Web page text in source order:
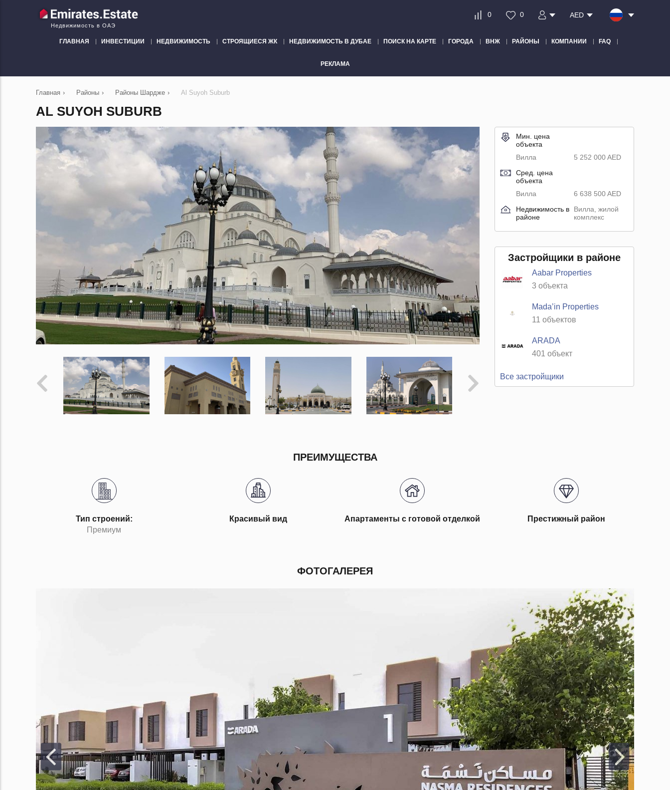
Недвижимость в ОАЭ
0 0 AED
ГЛАВНАЯ ИНВЕСТИЦИИ НЕДВИЖИМОСТЬ СТРОЯЩИЕСЯ ЖК НЕДВИЖИМОСТЬ В ДУБАЕ ПОИСК НА КАРТЕ ГОРОДА ВНЖ РАЙОНЫ КОМПАНИИ FAQ
РЕКЛАМА
Главная › Районы › Районы Шардже › Al Suyoh Suburb
AL SUYOH SUBURB
Мин. цена
объекта
Вилла
5 252 000 AED
Сред. цена
объекта
Вилла
6 638 500 AED
Недвижимость в
районе
Вилла, жилой
комплекс
Застройщики в районе
Aabar Properties
3 объекта
Mada’in Properties
11 объектов
ARADA
401 объект
Все застройщики
ПРЕИМУЩЕСТВА
Тип строений:
Премиум
Красивый вид Апартаменты с готовой отделкой Престижный район
ФОТОГАЛЕРЕЯ